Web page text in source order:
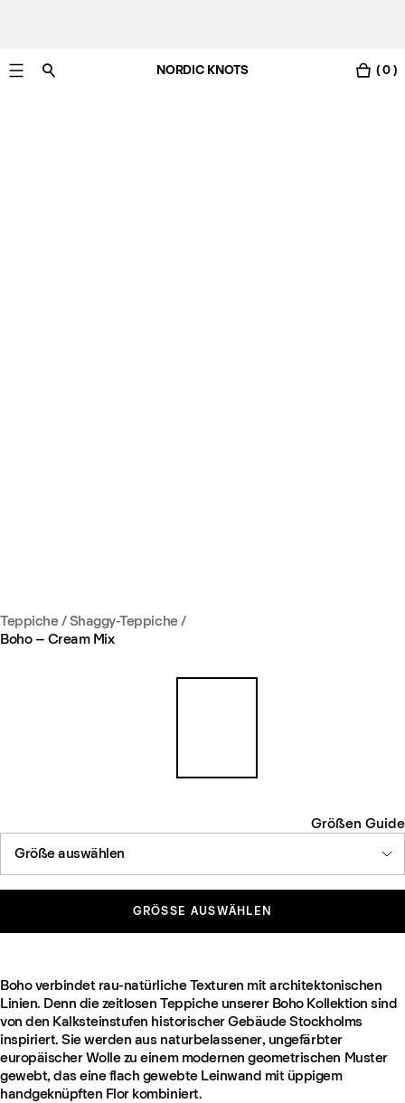
Gratis Lieferung nach Deutschland in 3-6 Werktagen
NORDIC KNOTS ( 0 )
Teppiche/Shaggy-Teppiche/
Boho – Cream Mix
Größen Guide
Größe auswählen
GRÖSSE AUSWÄHLEN
Boho verbindet rau-natürliche Texturen mit architektonischen
Linien. Denn die zeitlosen Teppiche unserer Boho Kollektion sind
von den Kalksteinstufen historischer Gebäude Stockholms
inspiriert. Sie werden aus naturbelassener, ungefärbter
europäischer Wolle zu einem modernen geometrischen Muster
gewebt, das eine flach gewebte Leinwand mit üppigem
handgeknüpften Flor kombiniert.